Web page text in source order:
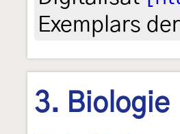
Exemplars
3. Biologie